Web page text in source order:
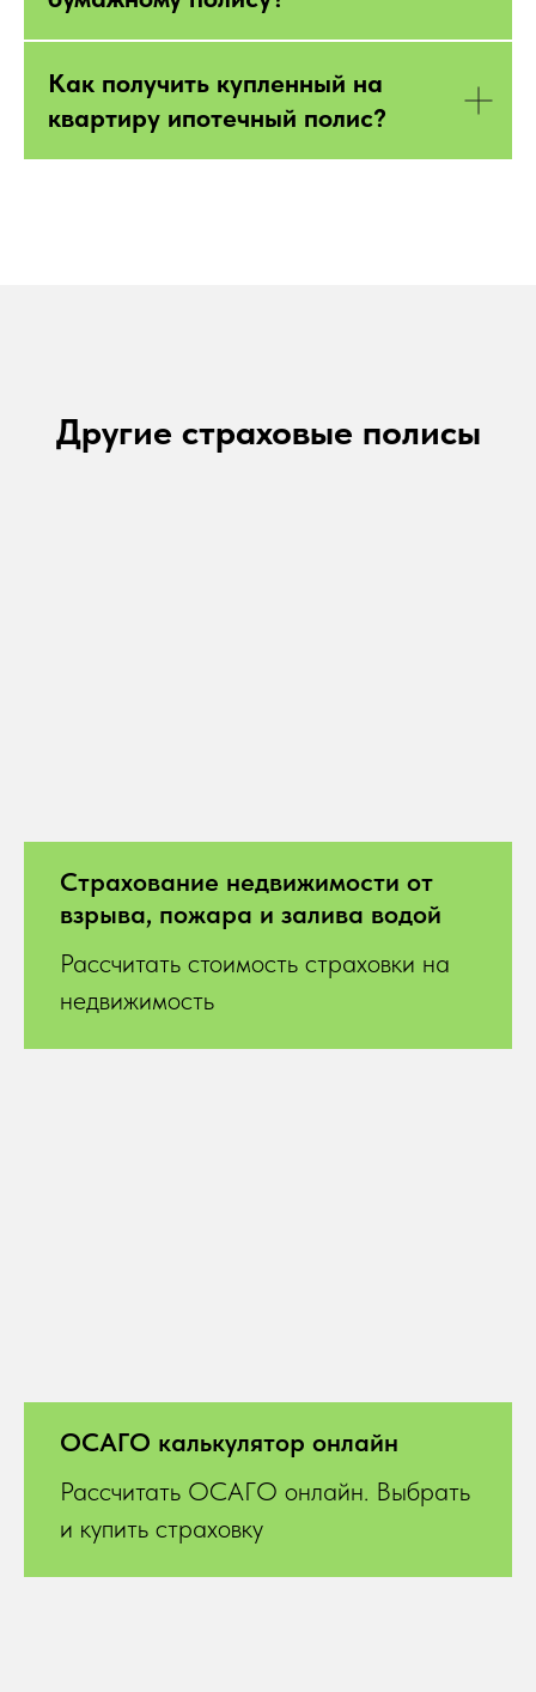
Как получить купленный на
квартиру ипотечный полис?
Другие страховые полисы
Страхование недвижимости от
взрыва, пожара и залива водой
Рассчитать стоимость страховки на
недвижимость
ОСАГО калькулятор онлайн
Рассчитать ОСАГО онлайн. Выбрать
и купить страховку